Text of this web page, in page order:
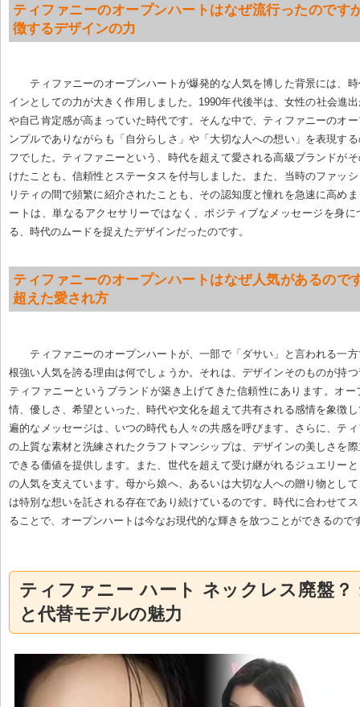
ティファニーのオープンハートはなぜ流行ったのです
徴するデザインの力
ティファニーのオープンハートが爆発的な人気を博した背景には、
インとしての力が大きく作用しました。1990年代後半は、女性の社会進
や自己肯定感が高まっていた時代です。そんな中で、ティファニーのオ
ンプルでありながらも「自分らしさ」や「大切な人への想い」を表現す
フでした。ティファニーという、時代を超えて愛される高級ブランドが
けたことも、信頼性とステータスを付与しました。また、当時のファッ
リティの間で頻繁に紹介されたことも、その認知度と憧れを急速に高め
ートは、単なるアクセサリーではなく、ポジティブなメッセージを身に
る、時代のムードを捉えたデザインだったのです。
ティファニーのオープンハートはなぜ人気があるので
超えた愛され方
ティファニーのオープンハートが、一部で「ダサい」と言われる一
根強い人気を誇る理由は何でしょうか。それは、デザインそのものが持
ティファニーというブランドが築き上げてきた信頼性にあります。オー
情、優しさ、希望といった、時代や文化を超えて共有される感情を象徴
遍的なメッセージは、いつの時代も人々の共感を呼びます。さらに、テ
の上質な素材と洗練されたクラフトマンシップは、デザインの美しさを
できる価値を提供します。また、世代を超えて受け継がれるジュエリー
の人気を支えています。母から娘へ、あるいは大切な人への贈り物とし
は特別な想いを託される存在であり続けているのです。時代に合わせて
ることで、オープンハートは今なお現代的な輝きを放つことができるので
ティファニー ハート ネックレス廃盤？
と代替モデルの魅力